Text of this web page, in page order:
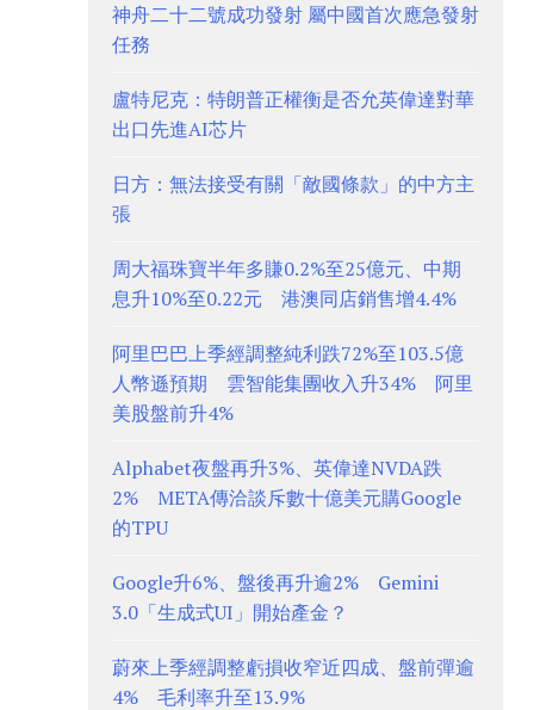
神舟二十二號成功發射 屬中國首次應急發射
任務
盧特尼克：特朗普正權衡是否允英偉達對華
出口先進AI芯片
日方：無法接受有關「敵國條款」的中方主
張
周大福珠寶半年多賺0.2%至25億元、中期
息升10%至0.22元 港澳同店銷售增4.4%
阿里巴巴上季經調整純利跌72%至103.5億
人幣遜預期 雲智能集團收入升34% 阿里
美股盤前升4%
Alphabet夜盤再升3%、英偉達NVDA跌
2% META傳洽談斥數十億美元購Google
的TPU
Google升6%、盤後再升逾2% Gemini
3.0「生成式UI」開始產金？
蔚來上季經調整虧損收窄近四成、盤前彈逾
4% 毛利率升至13.9%